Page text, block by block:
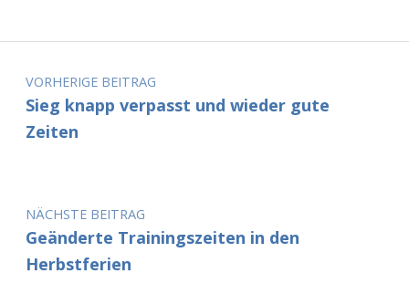
Beitragsnavigation
VORHERIGE BEITRAG
Sieg knapp verpasst und wieder gute
Zeiten
NÄCHSTE BEITRAG
Geänderte Trainingszeiten in den
Herbstferien